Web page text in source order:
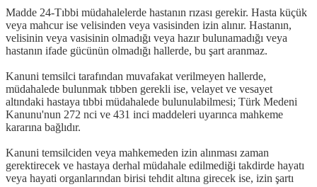
Madde 24-Tıbbi müdahalelerde hastanın rızası gerekir. Hasta küçük
veya mahcur ise velisinden veya vasisinden izin alınır. Hastanın,
velisinin veya vasisinin olmadığı veya hazır bulunamadığı veya
hastanın ifade gücünün olmadığı hallerde, bu şart aranmaz.
Kanuni temsilci tarafından muvafakat verilmeyen hallerde,
müdahalede bulunmak tıbben gerekli ise, velayet ve vesayet
altındaki hastaya tıbbi müdahalede bulunulabilmesi; Türk Medeni
Kanunu'nun 272 nci ve 431 inci maddeleri uyarınca mahkeme
kararına bağlıdır.
Kanuni temsilciden veya mahkemeden izin alınması zaman
gerektirecek ve hastaya derhal müdahale edilmediği takdirde hayatı
veya hayati organlarından birisi tehdit altına girecek ise, izin şartı